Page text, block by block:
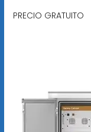
PRECIO GRATUITO